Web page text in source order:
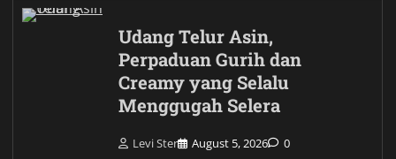
Udang Telur Asin,
Perpaduan Gurih dan
Creamy yang Selalu
Menggugah Selera
Levi Ster August 5, 2026 0